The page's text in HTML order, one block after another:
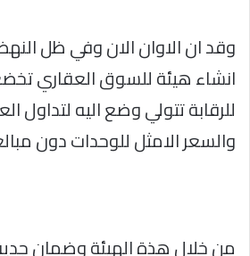
وقد ان الاوان الان وفي ظل
انشاء هيئة للسوق العقاري
للرقابة تتولي وضع اليه لتداول
والسعر الامثل للوحدات دون
من خلال هذة الهيئة وضمان